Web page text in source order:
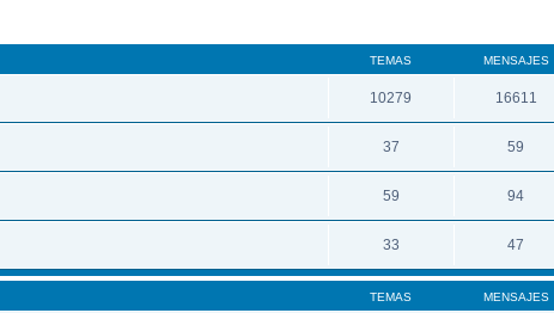
TEMAS MENSAJES
10279 16611
37 59
59 94
33 47
TEMAS MENSAJES